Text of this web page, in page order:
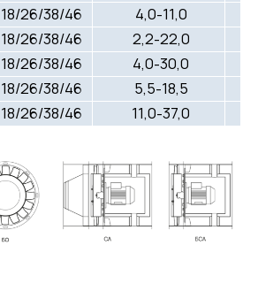
18/26/38/46
4,0-11,0
18/26/38/46
2,2-22,0
18/26/38/46
4,0-30,0
18/26/38/46
5,5-18,5
18/26/38/46 11,0-37,0